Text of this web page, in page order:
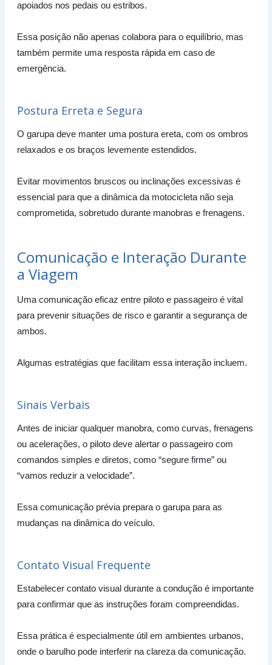
apoiados nos pedais ou estribos.
Essa posição não apenas colabora para o equilíbrio, mas
também permite uma resposta rápida em caso de
emergência.
Postura Erreta e Segura
O garupa deve manter uma postura ereta, com os ombros
relaxados e os braços levemente estendidos.
Evitar movimentos bruscos ou inclinações excessivas é
essencial para que a dinâmica da motocicleta não seja
comprometida, sobretudo durante manobras e frenagens.
Comunicação e Interação Durante
a Viagem
Uma comunicação eficaz entre piloto e passageiro é vital
para prevenir situações de risco e garantir a segurança de
ambos.
Algumas estratégias que facilitam essa interação incluem.
Sinais Verbais
Antes de iniciar qualquer manobra, como curvas, frenagens
ou acelerações, o piloto deve alertar o passageiro com
comandos simples e diretos, como “segure firme” ou
“vamos reduzir a velocidade”.
Essa comunicação prévia prepara o garupa para as
mudanças na dinâmica do veículo.
Contato Visual Frequente
Estabelecer contato visual durante a condução é importante
para confirmar que as instruções foram compreendidas.
Essa prática é especialmente útil em ambientes urbanos,
onde o barulho pode interferir na clareza da comunicação.